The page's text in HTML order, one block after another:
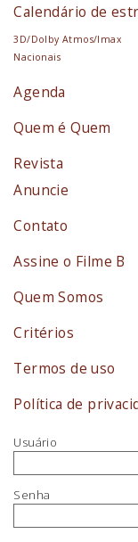
Calendário de
3D/Dolby Atmos/Imax
Nacionais
Agenda
Quem é Quem
Revista
Anuncie
Contato
Assine o Filme B
Quem Somos
Critérios
Termos de uso
Política de
Usuário
Senha